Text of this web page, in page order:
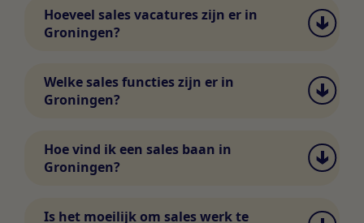
Hoeveel sales vacatures zijn er in
Groningen?
Groningen wisselt. Via Swipe4Work vind je
dagelijks nieuwe vacatures en kun je direct
matchen met werkgevers.
Welke sales functies zijn er in
Groningen?
en inkoop, zoals accountmanager, sales
consultant, inkoper, category manager en
commercieel manager. In de Swipe4Work-
Hoe vind ik een sales baan in
Groningen?
vacatures in Groningen en match je direct
Is het moeilijk om sales werk te